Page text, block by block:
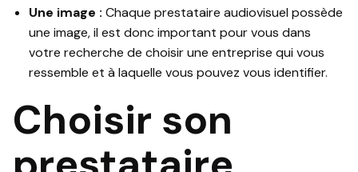
Une image : Chaque prestataire audiovisuel possède
une image, il est donc important pour vous dans
votre recherche de choisir une entreprise qui vous
ressemble et à laquelle vous pouvez vous identifier.
Choisir son